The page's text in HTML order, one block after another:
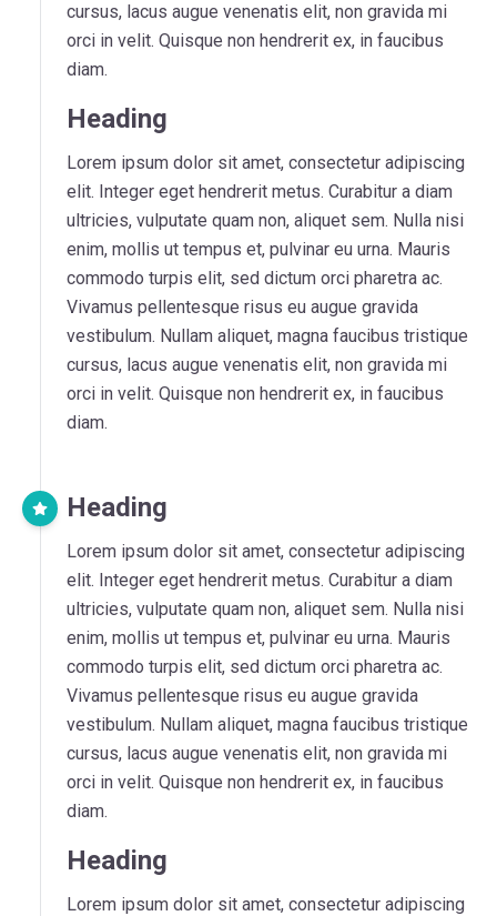
cursus, lacus augue venenatis elit, non gravida mi
orci in velit. Quisque non hendrerit ex, in faucibus
diam.
Heading
Lorem ipsum dolor sit amet, consectetur adipiscing
elit. Integer eget hendrerit metus. Curabitur a diam
ultricies, vulputate quam non, aliquet sem. Nulla nisi
enim, mollis ut tempus et, pulvinar eu urna. Mauris
commodo turpis elit, sed dictum orci pharetra ac.
Vivamus pellentesque risus eu augue gravida
vestibulum. Nullam aliquet, magna faucibus tristique
cursus, lacus augue venenatis elit, non gravida mi
orci in velit. Quisque non hendrerit ex, in faucibus
diam.
Heading
Lorem ipsum dolor sit amet, consectetur adipiscing
elit. Integer eget hendrerit metus. Curabitur a diam
ultricies, vulputate quam non, aliquet sem. Nulla nisi
enim, mollis ut tempus et, pulvinar eu urna. Mauris
commodo turpis elit, sed dictum orci pharetra ac.
Vivamus pellentesque risus eu augue gravida
vestibulum. Nullam aliquet, magna faucibus tristique
cursus, lacus augue venenatis elit, non gravida mi
orci in velit. Quisque non hendrerit ex, in faucibus
diam.
Heading
Lorem ipsum dolor sit amet, consectetur adipiscing